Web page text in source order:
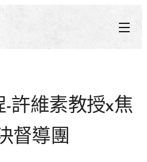
許維素教授x焦
督導團